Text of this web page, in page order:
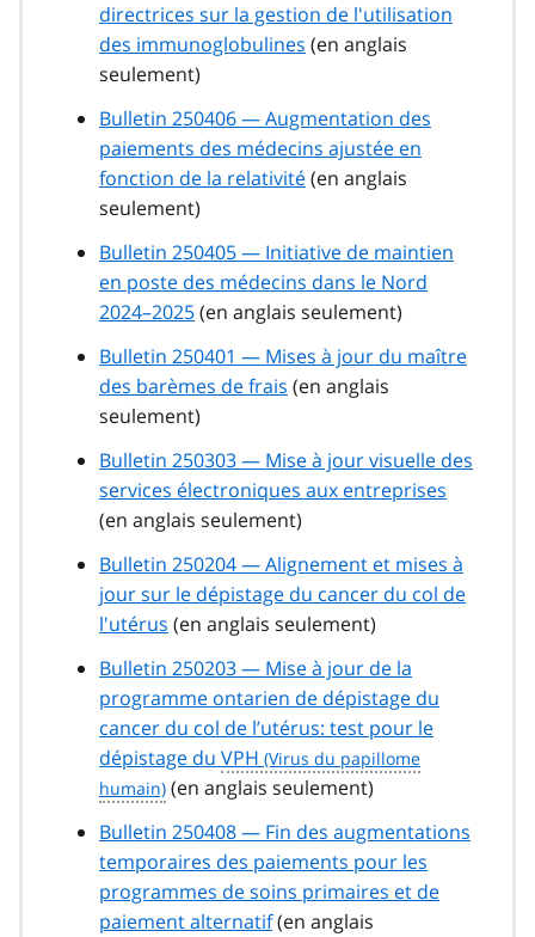
directrices sur la gestion de l'utilisation
des immunoglobulines (en anglais
seulement)
Bulletin 250406 — Augmentation des
paiements des médecins ajustée en
fonction de la relativité(en anglais
seulement)
Bulletin 250405 — Initiative de maintien
en poste des médecins dans le Nord
2024–2025(en anglais seulement)
Bulletin 250401 — Mises à jour du maître
des barèmes de frais (en anglais
seulement)
Bulletin 250303 — Mise à jour visuelle des
services électroniques aux entreprises
(en anglais seulement)
Bulletin 250204 — Alignement et mises à
jour sur le dépistage du cancer du col de
l'utérus (en anglais seulement)
Bulletin 250203 — Mise à jour de la
programme ontarien de dépistage du
cancer du col de l’utérus: test pour le
dépistage du VPH
(en anglais seulement)
Bulletin 250408 — Fin des augmentations
temporaires des paiements pour les
programmes de soins primaires et de
paiement alternatif(en anglais